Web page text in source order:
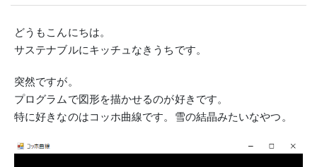
どうもこんにちは。
サステナブルにキッチュなきうちです。
突然ですが。
プログラムで図形を描かせるのが好きです。
特に好きなのはコッホ曲線です。雪の結晶みたいなやつ。